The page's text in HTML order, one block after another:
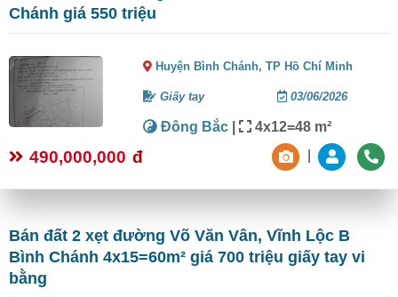
Chánh giá 550 triệu
Huyện Bình Chánh,TP Hồ Chí Minh
Giấy tay 03/06/2026
Đông Bắc | 4x12=48 m²
490,000,000 đ
Bán đất 2 xẹt đường Võ Văn Vân, Vĩnh Lộc B
Bình Chánh 4x15=60m² giá 700 triệu giấy tay vi
bằng